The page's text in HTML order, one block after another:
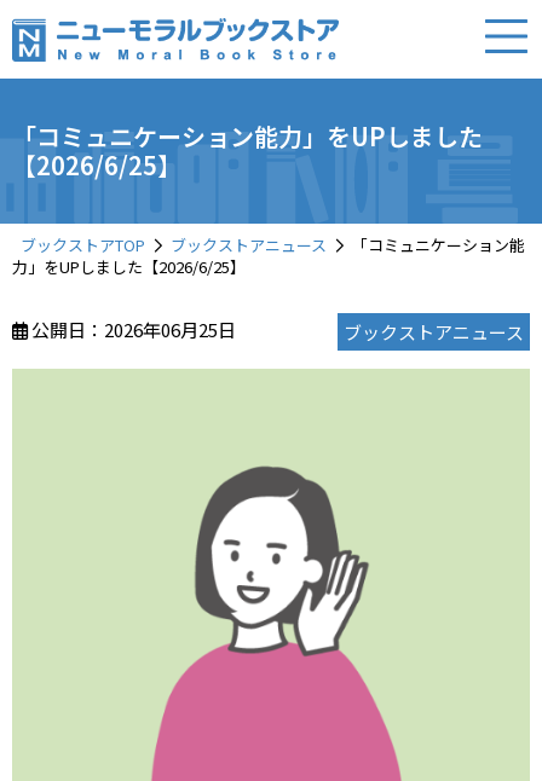
「コミュニケーション能力」をUPしました
【2026/6/25】
ブックストアTOP ブックストアニュース
「コミュニケーション能
力」をUPしました【2026/6/25】
公開日：2026年06月25日 ブックストアニュース